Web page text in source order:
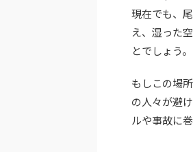
現在でも、
え、湿った
とでしょう。
もしこの場
の人々が避
ルや事故に